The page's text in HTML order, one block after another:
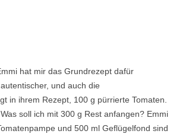
hat mir das Grundrezept dafür
und auch die
in ihrem Rezept, 100 g pürrierte Tomaten.
soll ich mit 300 g Rest anfangen? Emmi
und 500 ml Geflügelfond sind